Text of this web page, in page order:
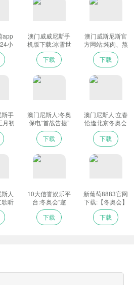
梅林表示：十大网投平台信誉排行
。”
誉排行榜7岁老将，这将是哈梅林参
冬奥会。此前的四次
奥运之行，他没
五枚冬奥奖牌。在北京，哈梅林将有
会，加拿大队两次站上最高领奖台，
加拿大女子冰球队的队长，她将在北
。
梦如 图/ 加拿大奥委会官网）
app
小
·期
澳门威威尼斯手
机版下载:冰雪世
界的速度与激情
安全如何保证
下载
澳门威斯尼斯官
方网站:炖肉、熬
汤、煮面的泡沫
那到底是去是
留，能不能吃？
下载
斯手
月初
票
元_
澳门尼斯人:冬奥
保电“首战告捷”
国网北京电力全
面进入赛时供电
保障阶段
下载
澳门尼斯人:立春
恰逢北京冬奥会
开幕式 这个春天
我们一起向未
来！_新闻中心
下载
人
听
演
环
10大信誉娱乐平
台:冬奥会“邂
逅”中国年：东西
方文明交流成
就“完美的组合”
下载
新葡萄8883官网
下载:【冬奥会】
天津非遗匠人出
手啦！
下载